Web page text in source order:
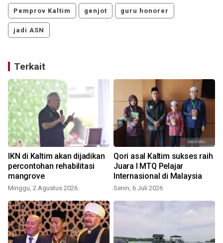
Pemprov Kaltim genjot guru honorer
jadi ASN
Terkait
IKN di Kaltim akan dijadikan
percontohan rehabilitasi
mangrove
Minggu, 2 Agustus 2026
Qori asal Kaltim sukses raih
Juara I MTQ Pelajar
Internasional di Malaysia
Senin, 6 Juli 2026